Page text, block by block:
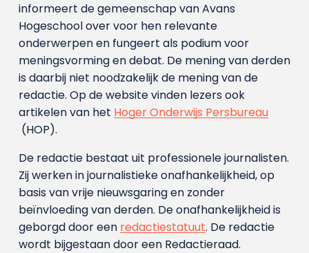
informeert de gemeenschap van Avans
Hogeschool over voor hen relevante
onderwerpen en fungeert als podium voor
meningsvorming en debat. De mening van derden
is daarbij niet noodzakelijk de mening van de
redactie. Op de website vinden lezers ook
artikelen van het Hoger Onderwijs Persbureau
(HOP).
De redactie bestaat uit professionele journalisten.
Zij werken in journalistieke onafhankelijkheid, op
basis van vrije nieuwsgaring en zonder
beïnvloeding van derden. De onafhankelijkheid is
geborgd door een redactiestatuut. De redactie
wordt bijgestaan door een Redactieraad.